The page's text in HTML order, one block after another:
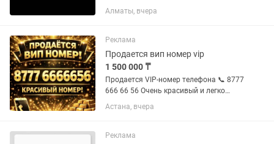
красивые и легко запоминающиеся
номера — этот вариант для вас! ✔️
подходит для бизнеса, рекламы и...
Алматы, вчера
Реклама
Продается вип номер vip
1 500 000 ₸
Продается VIP-номер телефона 📞 8777
666 66 56 Очень красивый и легко
запоминающийся номер. Идеально
подходит для бизнеса: — доставка еды
автосервис — магазины и службы...
Астана, вчера
Реклама